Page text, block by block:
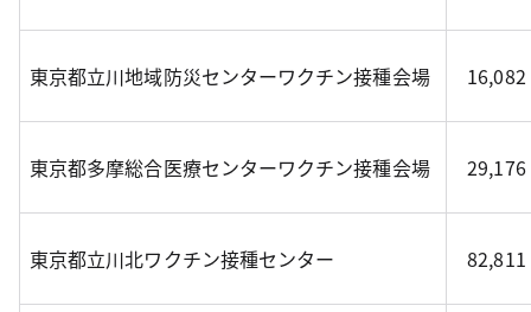
東京都立川地域防災センターワクチン接種会場 16,082
東京都多摩総合医療センターワクチン接種会場 29,176
東京都立川北ワクチン接種センター 82,811